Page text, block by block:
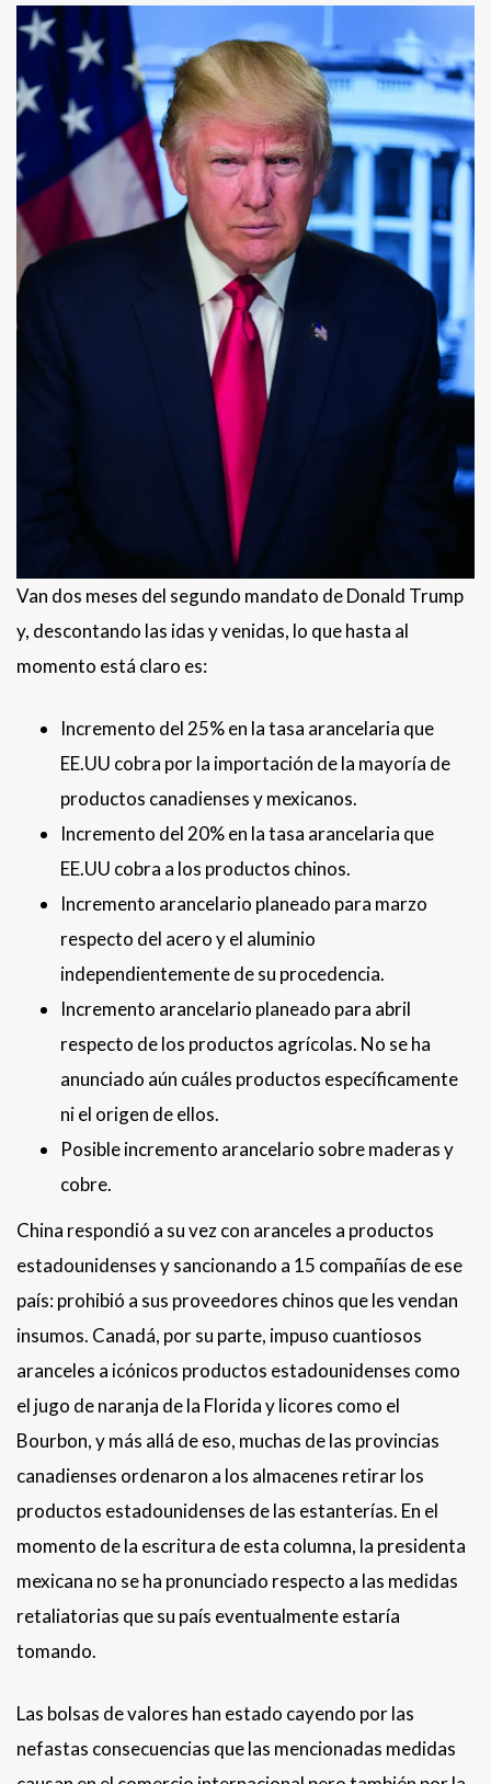
Van dos meses del segundo mandato de Donald Trump
y, descontando las idas y venidas, lo que hasta al
momento está claro es:
Incremento del 25% en la tasa arancelaria que
EE.UU cobra por la importación de la mayoría de
productos canadienses y mexicanos.
Incremento del 20% en la tasa arancelaria que
EE.UU cobra a los productos chinos.
Incremento arancelario planeado para marzo
respecto del acero y el aluminio
independientemente de su procedencia.
Incremento arancelario planeado para abril
respecto de los productos agrícolas. No se ha
anunciado aún cuáles productos específicamente
ni el origen de ellos.
Posible incremento arancelario sobre maderas y
cobre.
China respondió a su vez con aranceles a productos
estadounidenses y sancionando a 15 compañías de ese
país: prohibió a sus proveedores chinos que les vendan
insumos. Canadá, por su parte, impuso cuantiosos
aranceles a icónicos productos estadounidenses como
el jugo de naranja de la Florida y licores como el
Bourbon, y más allá de eso, muchas de las provincias
canadienses ordenaron a los almacenes retirar los
productos estadounidenses de las estanterías. En el
momento de la escritura de esta columna, la presidenta
mexicana no se ha pronunciado respecto a las medidas
retaliatorias que su país eventualmente estaría
tomando.
Las bolsas de valores han estado cayendo por las
nefastas consecuencias que las mencionadas medidas